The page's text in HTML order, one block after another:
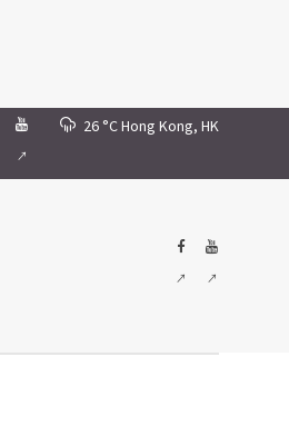
26 °CHong Kong, HK